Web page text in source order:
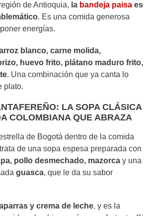
de Antioquia, la bandeja paisa es
. Es una comida generosa
energías.
blanco, carne molida,
huevo frito, plátano maduro frito,
. Una combinación que ya canta lo
plato.
LA SOPA CLÁSICA
COLOMBIANA QUE ABRAZA
de Bogotá dentro de la comida
de una sopa espesa preparada con
pollo desmechado, mazorca y una
guasca, que le da su sabor
y crema de leche, y es la